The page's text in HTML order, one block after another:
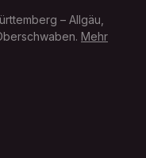
– Allgäu,
Mehr